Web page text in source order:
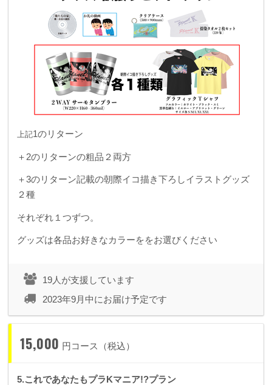
上記1のリターン
＋2のリターンの粗品２両方
＋3のリターン記載の朝際イコ描き下ろしイラストグッズ
２種
それぞれ１つずつ。
グッズは各品お好きなカラーををお選びください
19人が支援しています
2023年9月中にお届け予定です
15,000 円コース（税込）
5.これであなたもプラKマニア!?プラン